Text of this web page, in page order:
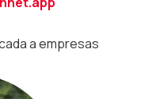
a empresas